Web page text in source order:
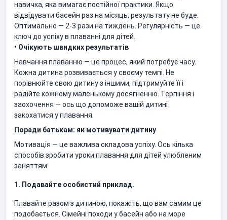
навичка, яка вимагає постійної практики. Якщо
відвідувати басейн раз на місяць, результату не буде.
Оптимально — 2-3 рази на тиждень. Регулярність — це
ключ до успіху в плаванні для дітей.
• Очікують швидких результатів
Навчання плаванню — це процес, який потребує часу.
Кожна дитина розвивається у своєму темпі. Не
порівнюйте свою дитину з іншими, підтримуйте її і
радійте кожному маленькому досягненню. Терпіння і
заохочення — ось що допоможе вашій дитині
закохатися у плавання.
Поради батькам: як мотивувати дитину
Мотивація — це важлива складова успіху. Ось кілька
способів зробити уроки плавання для дітей улюбленим
заняттям:
1. Подавайте особистий приклад.
Плавайте разом з дитиною, покажіть, що вам самим це
подобається. Сімейні походи у басейн або на море